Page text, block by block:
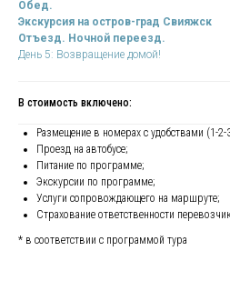
Обед.
Экскурсия на остров-град Свияжск
Отъезд. Ночной переезд.
День 5: Возвращение домой!
В стоимость включено:
Размещение в номерах с удобствами (1-
Проезд на автобусе;
Питание по программе;
Экскурсии по программе;
Услуги сопровождающего на маршруте;
Страхование ответственности
* в соответствии с программой тура